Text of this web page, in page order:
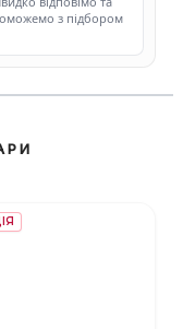
з підбором